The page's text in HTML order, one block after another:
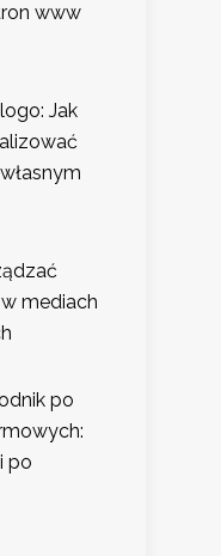
www
Jak
mediach
po
po